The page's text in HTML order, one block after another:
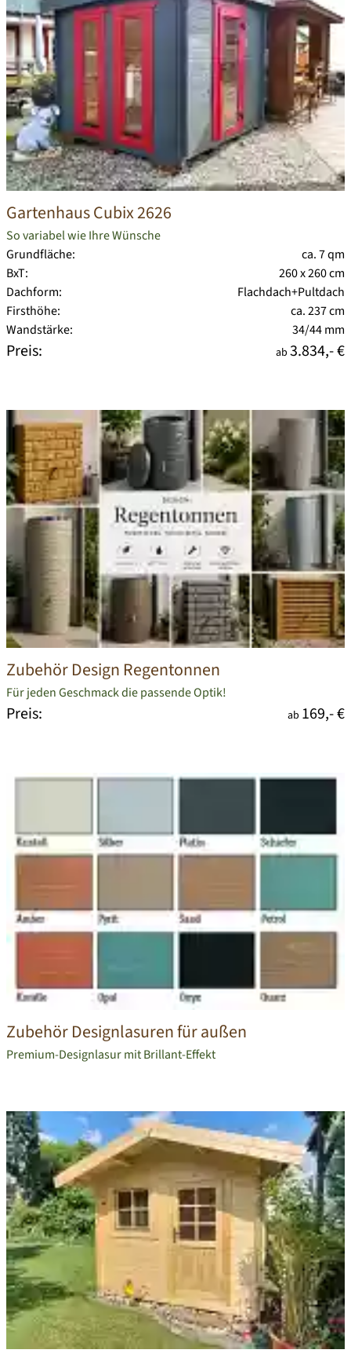
Gartenhaus Cubix 2626
So variabel wie Ihre Wünsche
Grundfläche:
ca. 7 qm
BxT:
260 x 260 cm
Dachform:
Flachdach+Pultdach
Firsthöhe:
ca. 237 cm
Wandstärke:
34/44 mm
Preis: ab 3.834,- €
Zubehör Design Regentonnen
Für jeden Geschmack die passende Optik!
Preis: ab 169,- €
Zubehör Designlasuren für außen
Premium-Designlasur mit Brillant-Effekt